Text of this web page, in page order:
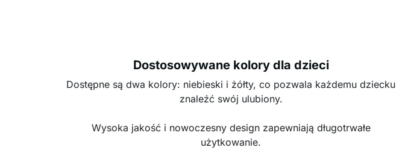
Dostosowywane kolory dla dzieci
Dostępne są dwa kolory: niebieski i żółty, co pozwala każdemu dziecku
znaleźć swój ulubiony.
Wysoka jakość i nowoczesny design zapewniają długotrwałe
użytkowanie.